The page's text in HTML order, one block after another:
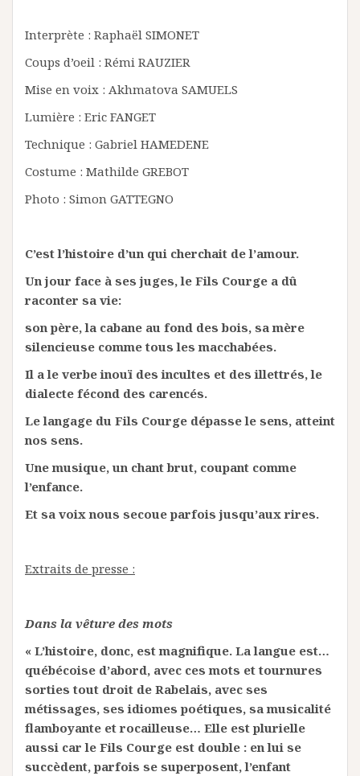
Interprète : Raphaël SIMONET
Coups d’oeil : Rémi RAUZIER
Mise en voix : Akhmatova SAMUELS
Lumière : Eric FANGET
Technique : Gabriel HAMEDENE
Costume : Mathilde GREBOT
Photo : Simon GATTEGNO
C’est l’histoire d’un qui cherchait de l’amour.
Un jour face à ses juges, le Fils Courge a dû
raconter sa vie:
son père, la cabane au fond des bois, sa mère
silencieuse comme tous les macchabées.
Il a le verbe inouï des incultes et des illettrés, le
dialecte fécond des carencés.
Le langage du Fils Courge dépasse le sens, atteint
nos sens.
Une musique, un chant brut, coupant comme
l’enfance.
Et sa voix nous secoue parfois jusqu’aux rires.
Extraits de presse :
Dans la vêture des mots
« L’histoire, donc, est magnifique. La langue est…
québécoise d’abord, avec ces mots et tournures
sorties tout droit de Rabelais, avec ses
métissages, ses idiomes poétiques, sa musicalité
flamboyante et rocailleuse… Elle est plurielle
aussi car le Fils Courge est double : en lui se
succèdent, parfois se superposent, l’enfant